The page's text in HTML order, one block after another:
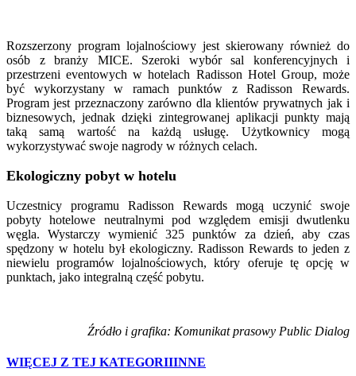
Rozszerzony program lojalnościowy jest skierowany również do
osób z branży MICE. Szeroki wybór sal konferencyjnych i
przestrzeni eventowych w hotelach Radisson Hotel Group, może
być wykorzystany w ramach punktów z Radisson Rewards.
Program jest przeznaczony zarówno dla klientów prywatnych jak i
biznesowych, jednak dzięki zintegrowanej aplikacji punkty mają
taką samą wartość na każdą usługę. Użytkownicy mogą
wykorzystywać swoje nagrody w różnych celach.
Ekologiczny pobyt w hotelu
Uczestnicy programu Radisson Rewards mogą uczynić swoje
pobyty hotelowe neutralnymi pod względem emisji dwutlenku
węgla. Wystarczy wymienić 325 punktów za dzień, aby czas
spędzony w hotelu był ekologiczny. Radisson Rewards to jeden z
niewielu programów lojalnościowych, który oferuje tę opcję w
punktach, jako integralną część pobytu.
Źródło i grafika: Komunikat prasowy Public Dialog
WIĘCEJ Z TEJ KATEGORIIINNE